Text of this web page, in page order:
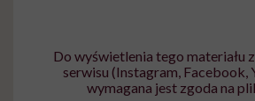
Do wyświetlenia tego materiału
serwisu (Instagram, Facebook,
wymagana jest zgoda na